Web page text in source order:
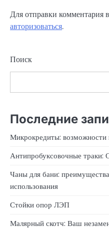
Для отправки комментария
авторизоваться.
Поиск
Последние
Микрокредиты:
Антипробуксовочные
Чаны для бани:
использования
Стойки опор ЛЭП
Малярный скотч: Ваш